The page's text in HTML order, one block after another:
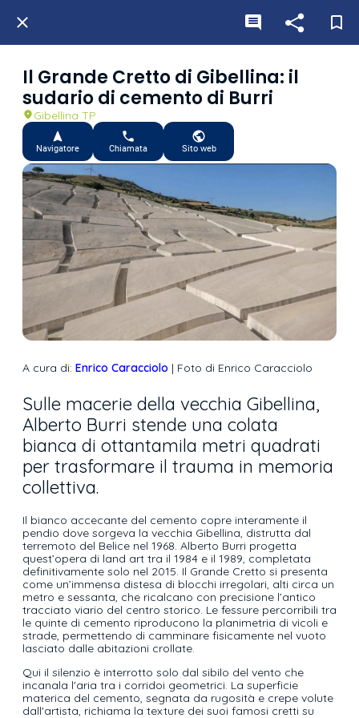
Il Grande Cretto di Gibellina: il
sudario di cemento di Burri
Gibellina TP
Navigatore Chiamata Sito web
A cura di: Enrico Caracciolo | Foto di Enrico Caracciolo
Sulle macerie della vecchia Gibellina,
Alberto Burri stende una colata
bianca di ottantamila metri quadrati
per trasformare il trauma in memoria
collettiva.
Il bianco accecante del cemento copre interamente il
pendio dove sorgeva la vecchia Gibellina, distrutta dal
terremoto del Belice nel 1968. Alberto Burri progetta
quest’opera di land art tra il 1984 e il 1989, completata
definitivamente solo nel 2015. Il Grande Cretto si presenta
come un’immensa distesa di blocchi irregolari, alti circa un
metro e sessanta, che ricalcano con precisione l’antico
tracciato viario del centro storico. Le fessure percorribili tra
le quinte di cemento riproducono la planimetria di vicoli e
strade, permettendo di camminare fisicamente nel vuoto
lasciato dalle abitazioni crollate.
Qui il silenzio è interrotto solo dal sibilo del vento che
incanala l'aria tra i corridoi geometrici. La superficie
materica del cemento, segnata da rugosità e crepe volute
dall'artista, richiama la texture dei suoi famosi cretti su